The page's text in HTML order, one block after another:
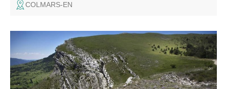
COLMARS-EN
The Haute-Provence national geological nature reserve,
located between the Verdon and Durance rivers, has
been awarded the label for the diversity of its landscapes,
which bear witness to the geological past of this massif